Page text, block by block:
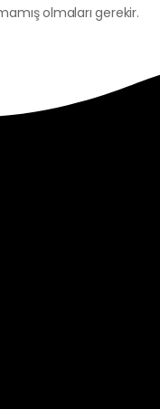
olmaları gerekir.